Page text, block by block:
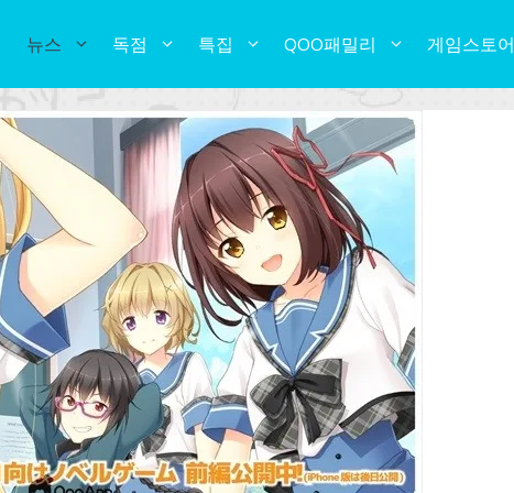
뉴스 독점 특집 QOO패밀리 게임스토어